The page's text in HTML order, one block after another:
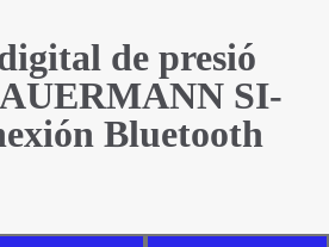
de presió
SI-
Bluetooth